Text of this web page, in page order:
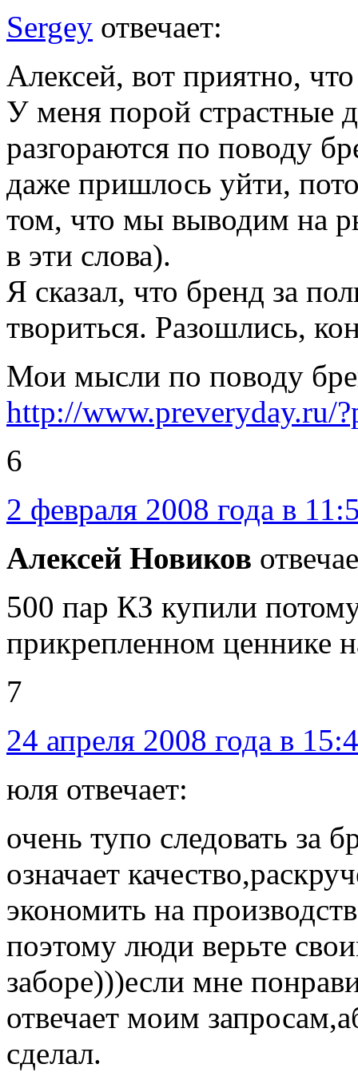
Sergey отвечает:
Алексей, вот приятно,
У меня порой страстные
разгораются по поводу
даже пришлось уйти,
том, что мы выводим на
в эти слова).
Я сказал, что бренд за
твориться. Разошлись,
Мои мысли по поводу
http://www.preveryday.ru/
6
2 февраля 2008 года в
Алексей Новиков
500 пар КЗ купили
прикрепленном ценнике
7
24 апреля 2008 года в
юля отвечает:
очень тупо следовать за
означает
экономить на
поэтому люди верьте
заборе)))если мне
отвечает моим
сделал.